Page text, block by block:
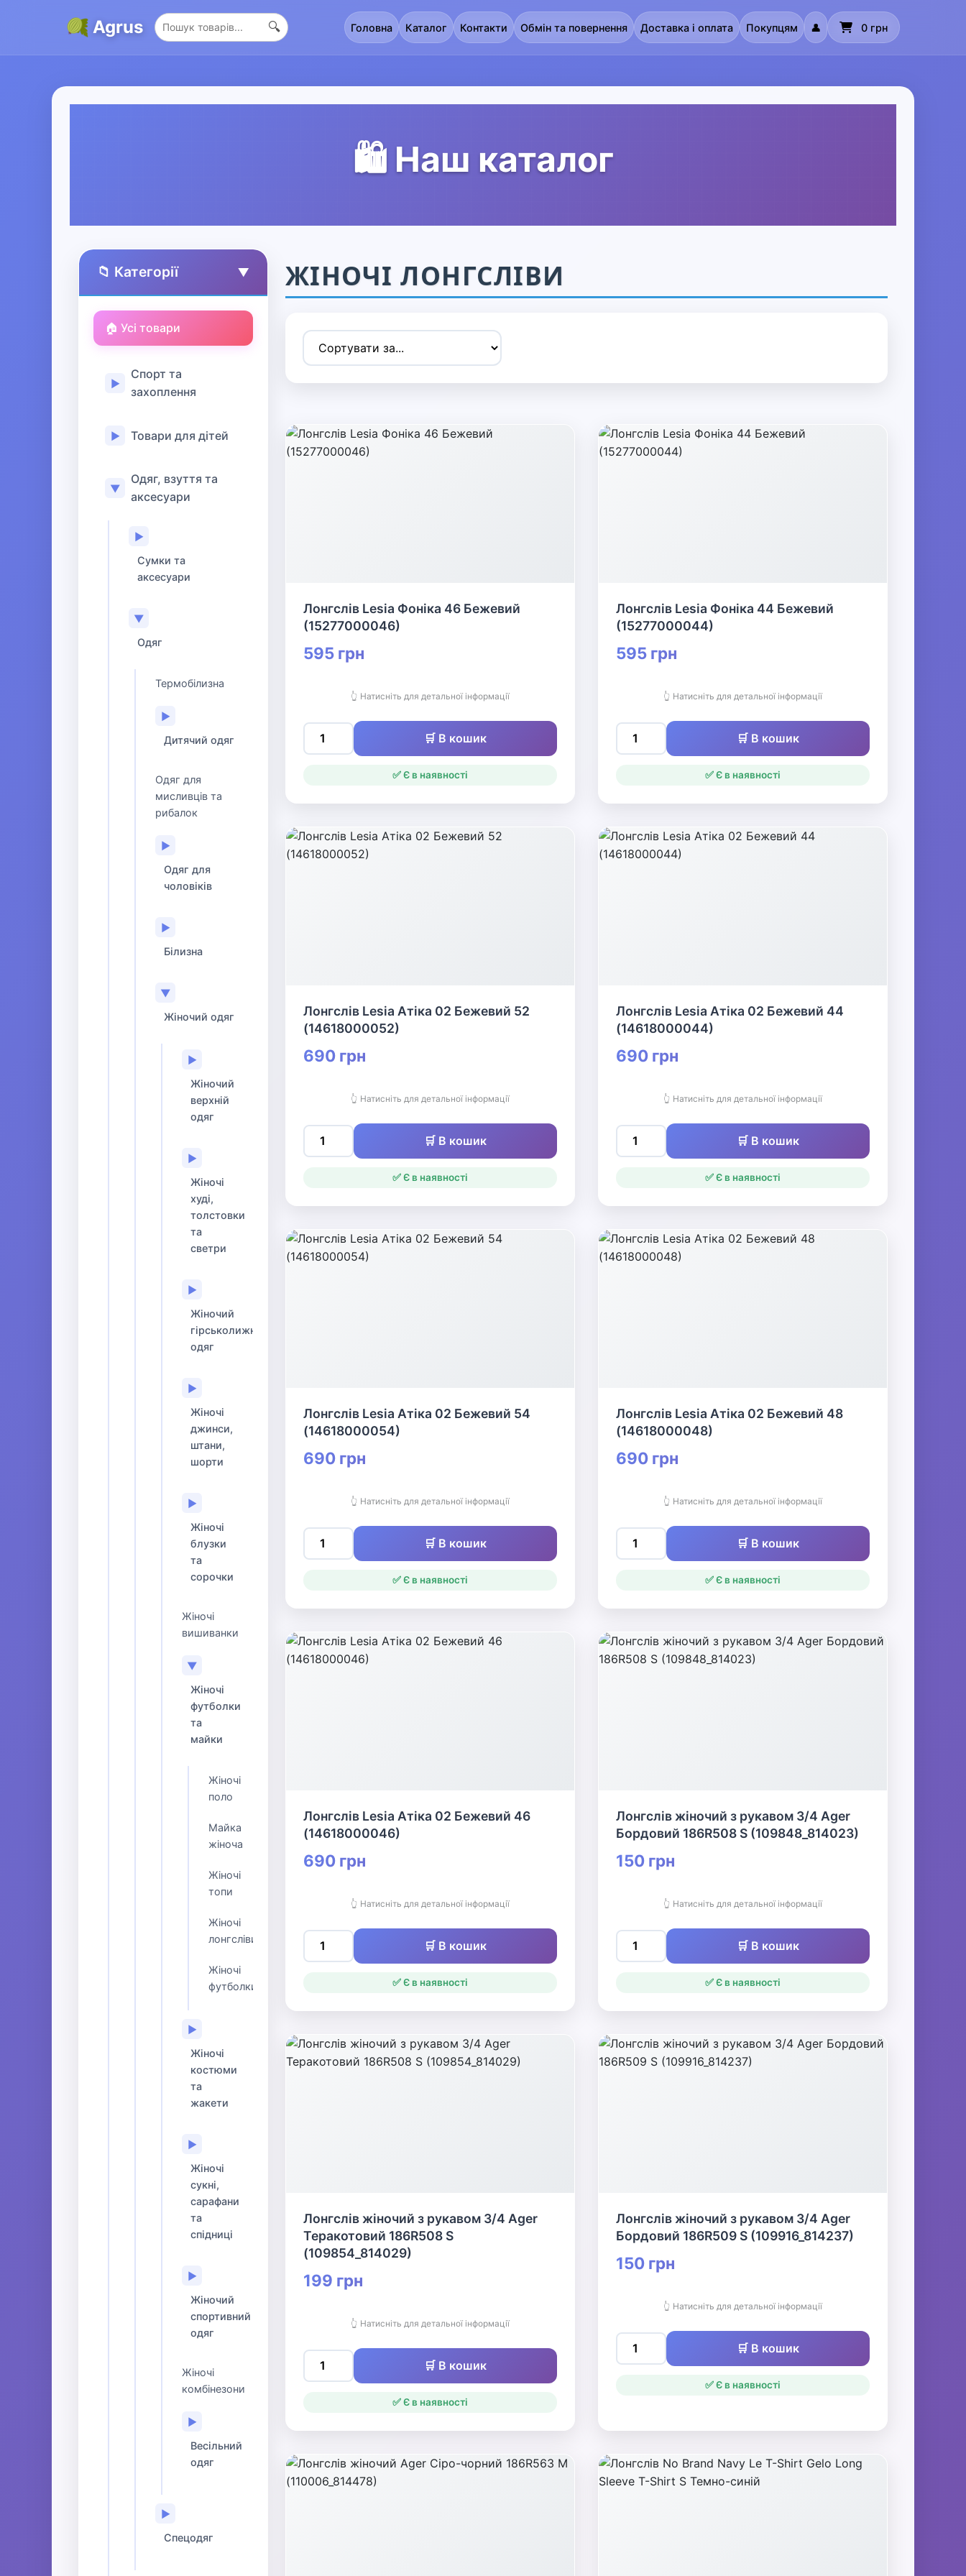
Agrus 🔍 Головна Каталог Контакти Обмін та повернення Доставка і оплата Покупцям 👤 0 грн
🛍️ Наш каталог
📁 Категорії ▲
🏠 Усі товари
▶
Спорт та
захоплення
▶ Товари для дітей
▼
Одяг, взуття та
аксесуари
▶
Сумки та
аксесуари
▼
Одяг
Термобілизна
▶
Дитячий одяг
Одяг для
мисливців та
рибалок
▶
Одяг для
чоловіків
▶
Білизна
▼
Жіночий одяг
▶
Жіночий
верхній
одяг
▶
Жіночі
худі,
толстовки
та
светри
▶
Жіночий
гірськолижний
одяг
▶
Жіночі
джинси,
штани,
шорти
▶
Жіночі
блузки
та
сорочки
Жіночі
вишиванки
▼
Жіночі
футболки
та
майки
Жіночі
поло
Майка
жіноча
Жіночі
топи
Жіночі
лонгсліви
Жіночі
футболки
▶
Жіночі
костюми
та
жакети
▶
Жіночі
сукні,
сарафани
та
спідниці
▶
Жіночий
спортивний
одяг
Жіночі
комбінезони
▶
Весільний
одяг
▶
Спецодяг
ЖІНОЧІ ЛОНГСЛІВИ
Лонгслів Lesia Фоніка 46 Бежевий
(15277000046)
595 грн
👆 Натисніть для детальної інформації
🛒 В кошик
✅ Є в наявності
Лонгслів Lesia Фоніка 44 Бежевий
(15277000044)
595 грн
👆 Натисніть для детальної інформації
🛒 В кошик
✅ Є в наявності
Лонгслів Lesia Атіка 02 Бежевий 52
(14618000052)
690 грн
👆 Натисніть для детальної інформації
🛒 В кошик
✅ Є в наявності
Лонгслів Lesia Атіка 02 Бежевий 44
(14618000044)
690 грн
👆 Натисніть для детальної інформації
🛒 В кошик
✅ Є в наявності
Лонгслів Lesia Атіка 02 Бежевий 54
(14618000054)
690 грн
👆 Натисніть для детальної інформації
🛒 В кошик
✅ Є в наявності
Лонгслів Lesia Атіка 02 Бежевий 48
(14618000048)
690 грн
👆 Натисніть для детальної інформації
🛒 В кошик
✅ Є в наявності
Лонгслів Lesia Атіка 02 Бежевий 46
(14618000046)
690 грн
👆 Натисніть для детальної інформації
🛒 В кошик
✅ Є в наявності
Лонгслів жіночий з рукавом 3/4 Ager
Бордовий 186R508 S (109848_814023)
150 грн
👆 Натисніть для детальної інформації
🛒 В кошик
✅ Є в наявності
Лонгслів жіночий з рукавом 3/4 Ager
Теракотовий 186R508 S
(109854_814029)
199 грн
👆 Натисніть для детальної інформації
🛒 В кошик
✅ Є в наявності
Лонгслів жіночий з рукавом 3/4 Ager
Бордовий 186R509 S (109916_814237)
150 грн
👆 Натисніть для детальної інформації
🛒 В кошик
✅ Є в наявності